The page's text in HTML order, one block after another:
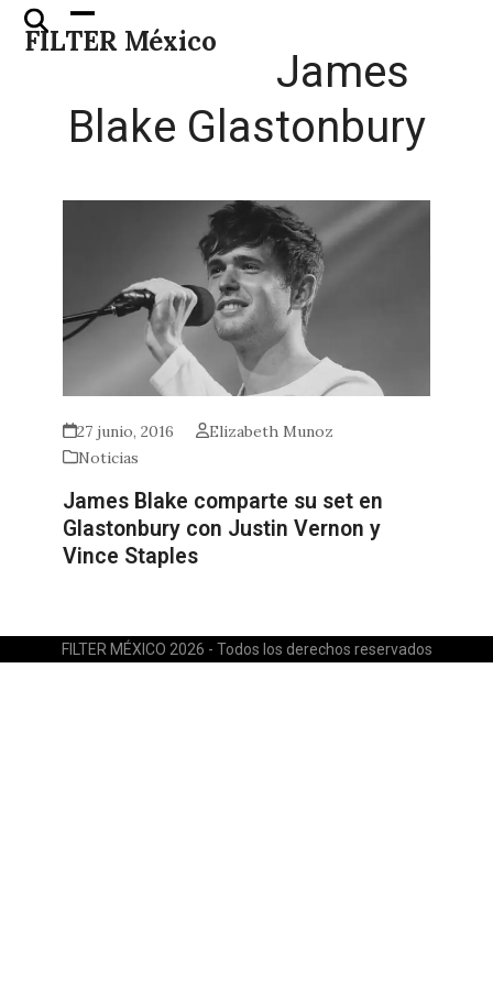
Skip
FILTER México
Open
mobile
Close
mobile
James
Blake Glastonbury
27 junio, 2016
Elizabeth Munoz
Noticias
James Blake comparte su set en
Glastonbury con Justin Vernon y
Vince Staples
FILTER MÉXICO 2026 - Todos los derechos reservados